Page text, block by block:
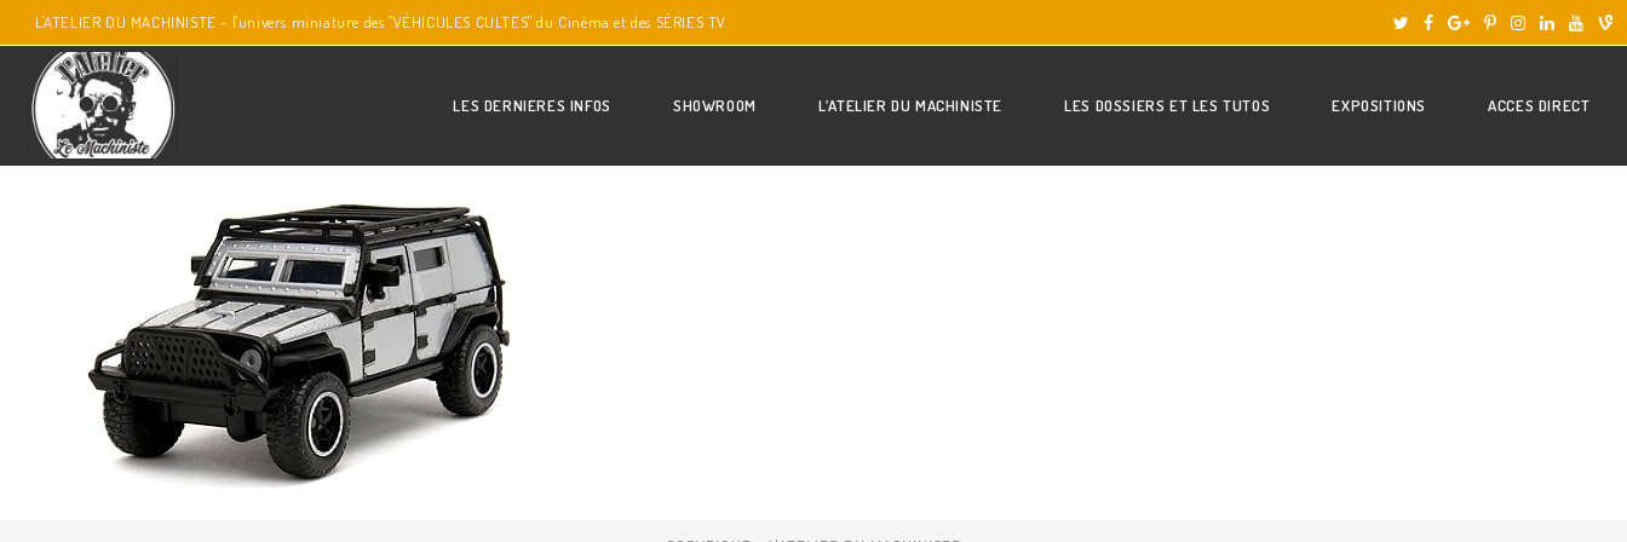
L'ATELIER DU MACHINISTE - l'univers miniature des "VÉHICULES CULTES" du Cinéma et des SÉRIES TV
LES DERNIERES INFOS SHOWROOM L’ATELIER DU MACHINISTE LES DOSSIERS ET LES TUTOS EXPOSITIONS ACCES DIRECT